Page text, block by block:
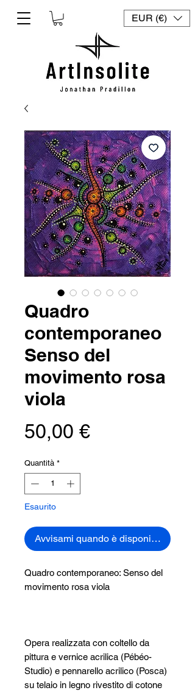
EUR (€)
Quadro
contemporaneo
Senso del
movimento rosa
viola
50,00 €Prezzo
Quantità *
Esaurito
Avvisami quando è disponibile
Quadro contemporaneo: Senso del
movimento rosa viola
Opera realizzata con coltello da
pittura e vernice acrilica (Pébéo-
Studio) e pennarello acrilico (Posca)
su telaio in legno rivestito di cotone